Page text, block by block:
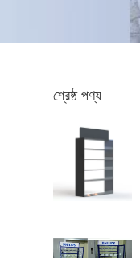
শ্রেষ্ঠ পণ্য